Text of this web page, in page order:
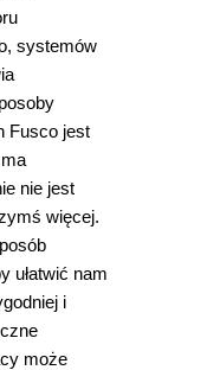
systemów
Fusco jest
nie jest
więcej.
ułatwić nam
i
może